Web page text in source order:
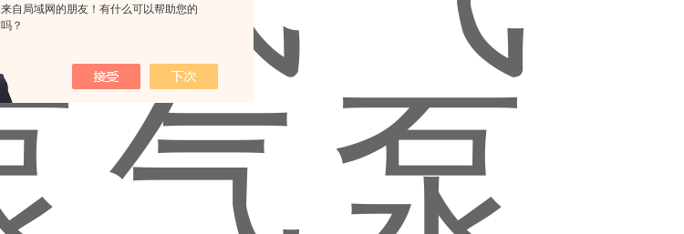
来自局域网的朋友！有什么可以帮助您的
吗？